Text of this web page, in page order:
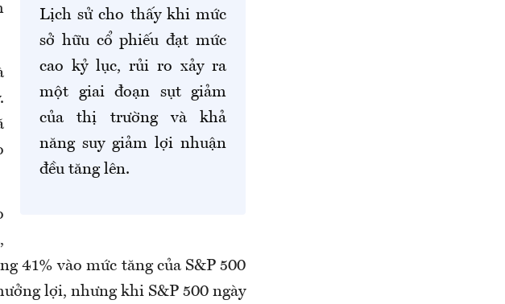
Lịch sử cho thấy khi mức
sở hữu cổ phiếu đạt mức
cao kỷ lục, rủi ro xảy ra
một giai đoạn sụt giảm
của thị trường và khả
năng suy giảm lợi nhuận
đều tăng lên.
41% vào mức tăng của S&P 500
lợi, nhưng khi S&P 500 ngày